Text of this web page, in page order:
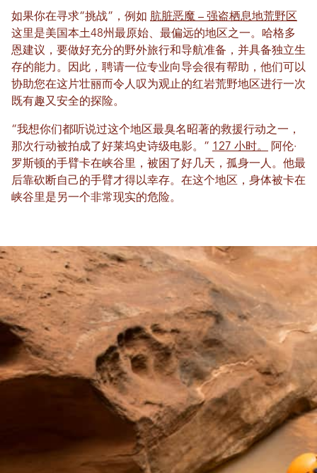
如果你在寻求“挑战”，例如 肮脏恶魔 – 强盗栖息地荒野区
这里是美国本土48州最原始、最偏远的地区之一。哈格多
恩建议，要做好充分的野外旅行和导航准备，并具备独立生
存的能力。因此，聘请一位专业向导会很有帮助，他们可以
协助您在这片壮丽而令人叹为观止的红岩荒野地区进行一次
既有趣又安全的探险。
“我想你们都听说过这个地区最臭名昭著的救援行动之一，
那次行动被拍成了好莱坞史诗级电影。” 127 小时。
阿伦·
罗斯顿的手臂卡在峡谷里，被困了好几天，孤身一人。他最
后靠砍断自己的手臂才得以幸存。在这个地区，身体被卡在
峡谷里是另一个非常现实的危险。